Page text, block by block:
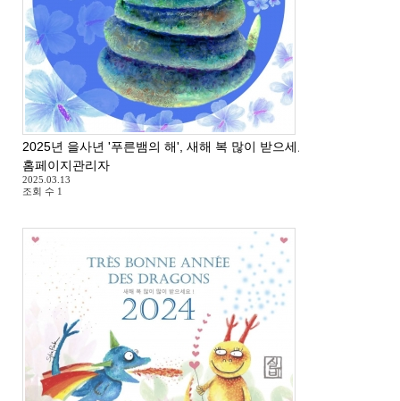
2025년 을사년 '푸른뱀의 해', 새해 복 많이 받으세요 ^^
홈페이지관리자
2025.03.13
조회 수 1